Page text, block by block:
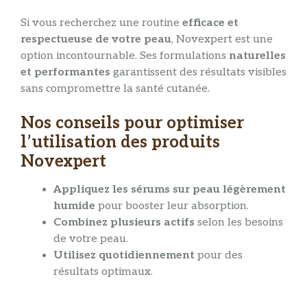
Si vous recherchez une routine efficace et
respectueuse de votre peau, Novexpert est une
option incontournable. Ses formulations naturelles
et performantes garantissent des résultats visibles
sans compromettre la santé cutanée.
Nos conseils pour optimiser
l’utilisation des produits
Novexpert
Appliquez les sérums sur peau légèrement
humide pour booster leur absorption.
Combinez plusieurs actifs selon les besoins
de votre peau.
Utilisez quotidiennement pour des
résultats optimaux.